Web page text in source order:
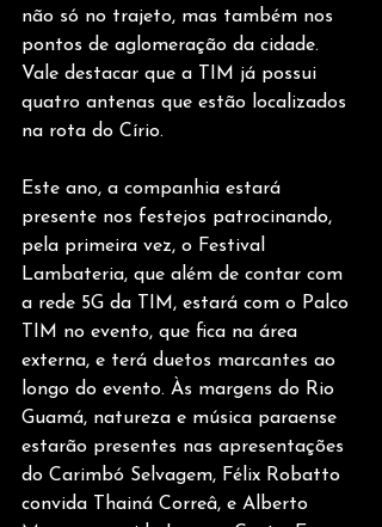
não só no trajeto, mas também nos
pontos de aglomeração da cidade.
Vale destacar que a TIM já possui
quatro antenas que estão localizados
na rota do Círio.
Este ano, a companhia estará
presente nos festejos patrocinando,
pela primeira vez, o Festival
Lambateria, que além de contar com
a rede 5G da TIM, estará com o Palco
TIM no evento, que fica na área
externa, e terá duetos marcantes ao
longo do evento. Às margens do Rio
Guamá, natureza e música paraense
estarão presentes nas apresentações
do Carimbó Selvagem, Félix Robatto
convida Thainá Correâ, e Alberto